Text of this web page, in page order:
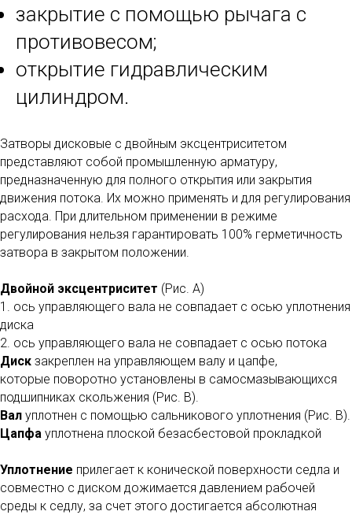
закрытие с помощью рычага с
противовесом;
открытие гидравлическим
цилиндром.
Затворы дисковые с двойным эксцентриситетом
представляют собой промышленную арматуру,
предназначенную для полного открытия или закрытия
движения потока. Их можно применять и для регулирования
расхода. При длительном применении в режиме
регулирования нельзя гарантировать 100% герметичность
затвора в закрытом положении.
Двойной эксцентриситет (Рис. A)
1. ось управляющего вала не совпадает с осью уплотнения
диска
2. ось управляющего вала не совпадает с осью потока
Диск закреплен на управляющем валу и цапфе,
которые поворотно установлены в самосмазывающихся
подшипниках скольжения (Рис. B).
Вал уплотнен с помощью сальникового уплотнения (Рис. B).
Цапфа уплотнена плоской безасбестовой прокладкой
Уплотнение прилегает к конической поверхности седла и
совместно с диском дожимается давлением рабочей
среды к седлу, за счет этого достигается абсолютная